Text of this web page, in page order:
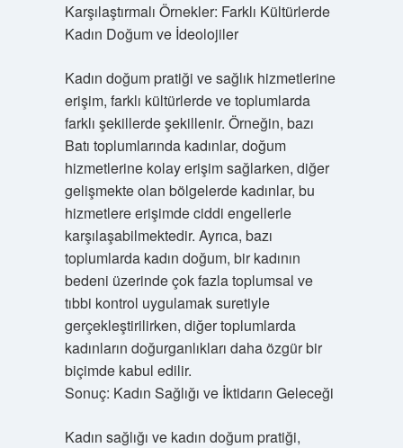
Karşılaştırmalı Örnekler: Farklı Kültürlerde
Kadın Doğum ve İdeolojiler
Kadın doğum pratiği ve sağlık hizmetlerine
erişim, farklı kültürlerde ve toplumlarda
farklı şekillerde şekillenir. Örneğin, bazı
Batı toplumlarında kadınlar, doğum
hizmetlerine kolay erişim sağlarken, diğer
gelişmekte olan bölgelerde kadınlar, bu
hizmetlere erişimde ciddi engellerle
karşılaşabilmektedir. Ayrıca, bazı
toplumlarda kadın doğum, bir kadının
bedeni üzerinde çok fazla toplumsal ve
tıbbi kontrol uygulamak suretiyle
gerçekleştirilirken, diğer toplumlarda
kadınların doğurganlıkları daha özgür bir
biçimde kabul edilir.
Sonuç: Kadın Sağlığı ve İktidarın Geleceği
Kadın sağlığı ve kadın doğum pratiği,